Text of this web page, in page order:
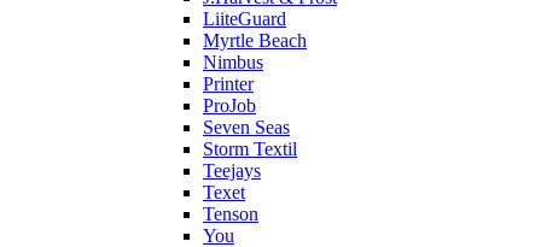
LiiteGuard
Myrtle Beach
Nimbus
Printer
ProJob
Seven Seas
Storm Textil
Teejays
Texet
Tenson
You